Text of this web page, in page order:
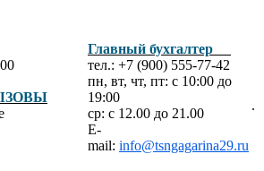
Главный бухгалтер
тел.: +7 (900) 555-77-42
пн, вт, чт, пт: с 10:00 до
19:00
ср: с 12.00 до 21.00
E-
mail: info@tsngagarina29.ru
.